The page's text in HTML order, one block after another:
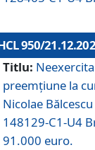
950/
Titlu:
preemțiune la
Nicolae
148129-C1-U4
91.000 euro.